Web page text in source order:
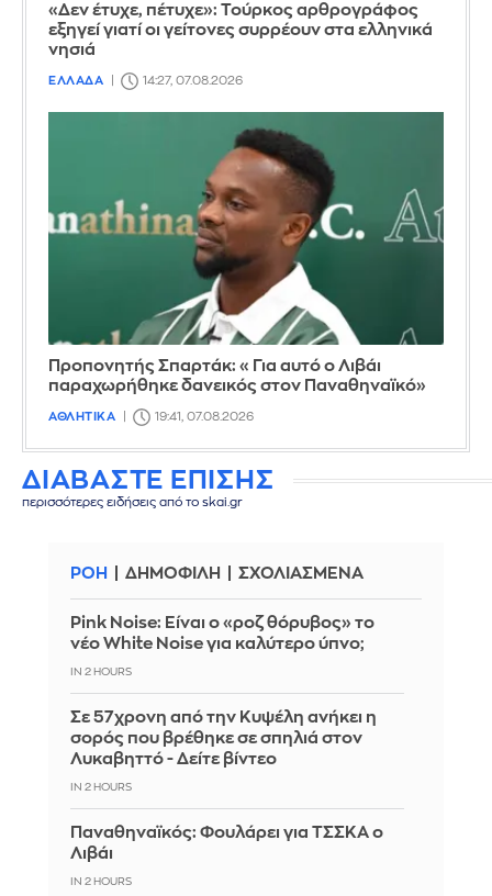
«Δεν έτυχε, πέτυχε»: Τούρκος αρθρογράφος
εξηγεί γιατί οι γείτονες συρρέουν στα ελληνικά
νησιά
ΕΛΛΑΔΑ 14:27, 07.08.2026
Προπονητής Σπαρτάκ: «Για αυτό ο Λιβάι
παραχωρήθηκε δανεικός στον Παναθηναϊκό»
ΑΘΛΗΤΙΚΑ 19:41, 07.08.2026
ΔΙΑΒΑΣΤΕ ΕΠΙΣΗΣ
περισσότερες ειδήσεις από το skai.gr
ΡΟΗ ΔΗΜΟΦΙΛΗ ΣΧΟΛΙΑΣΜΕΝΑ
Pink Noise: Είναι ο «ροζ θόρυβος» το
νέο White Noise για καλύτερο ύπνο;
IN 2 HOURS
Σε 57χρονη από την Κυψέλη ανήκει η
σορός που βρέθηκε σε σπηλιά στον
Λυκαβηττό - Δείτε βίντεο
IN 2 HOURS
Παναθηναϊκός: Φουλάρει για ΤΣΣΚΑ ο
Λιβάι
IN 2 HOURS